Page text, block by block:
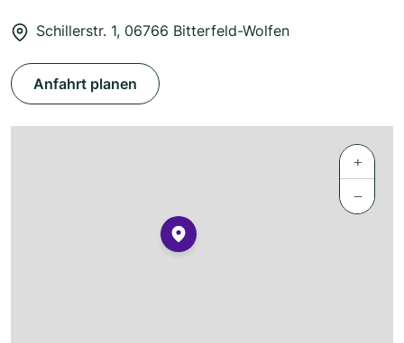
Schillerstr. 1, 06766 Bitterfeld-Wolfen
Anfahrt planen
+
−